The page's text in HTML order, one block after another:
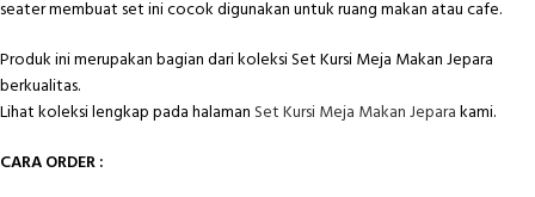
seater membuat set ini cocok digunakan untuk ruang makan atau cafe.
Produk ini merupakan bagian dari koleksi Set Kursi Meja Makan Jepara
berkualitas.
Lihat koleksi lengkap pada halaman Set Kursi Meja Makan Jeparakami.
CARA ORDER :